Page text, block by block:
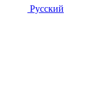
Русский